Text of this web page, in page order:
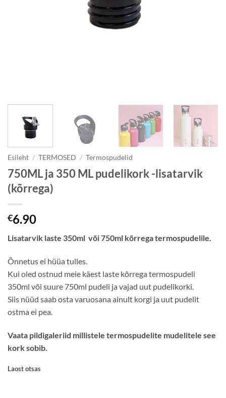
Esileht / TERMOSED / Termospudelid
750ML ja 350 ML pudelikork -lisatarvik
(kõrrega)
€6.90
Lisatarvik laste 350ml või 750ml kõrrega termospudelile.
Õnnetus ei hüüa tulles.
Kui oled ostnud meie käest laste kõrrega termospudeli
350ml või suure 750ml pudeli ja vajad uut pudelikorki.
Siis nüüd saab osta varuosana ainult korgi ja uut pudelit
ostma ei pea.
Vaata pildigaleriid millistele termospudelite mudelitele see
kork sobib.
Laost otsas